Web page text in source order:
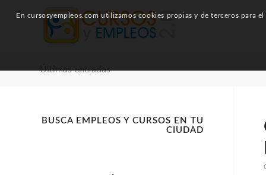
Últimas entradas
BUSCA EMPLEOS Y CURSOS EN TU
CIUDAD
En cursosyempleos.com utilizamos cookies propias y de terceros para